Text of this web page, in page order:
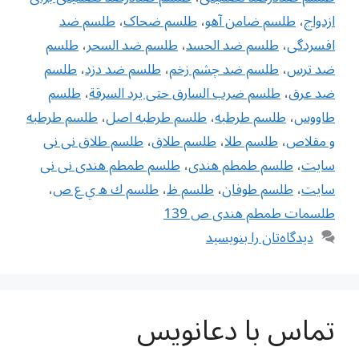
ازدواج،طلسم ضامن آهو،طلسم ضحاک،طلسم ضد
افسردگی،طلسم ضد الحسد،طلسم ضد السحر،طلسم
ضد ترس،طلسم ضد چشم زخم،طلسم ضد دزد،طلسم
ضد عرق،طلسم ضرب السارق حتى يرد السرقة،طلسم
طاووس،طلسم طرطبه،طلسم طرطبه اصل،طلسم طرطبه
و مقلاص،طلسم طلا،طلسم طلاق،طلسم طلاق نی نی
سایت،طلسم طمطم هندی،طلسم طمطم هندی نی نی
سایت،طلسم طوفان،طلسم ظ،طلسم ك ه ي ع ص،
طلسمات طمطم هندی ص 139
دیدگاه‌تان را بنویسید
تماس با دعانویس